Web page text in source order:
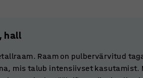
hall
Raam on pulbervärvitud
mis talub intensiivset kasutamist.